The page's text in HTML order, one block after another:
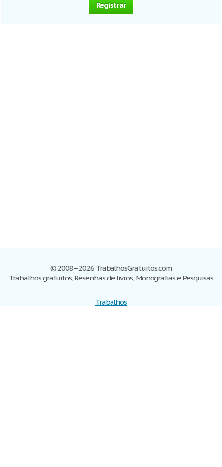
Registrar
© 2008–2026 TrabalhosGratuitos.com
Trabalhos gratuitos, Resenhas de livros, Monografias e Pesquisas
Trabalhos